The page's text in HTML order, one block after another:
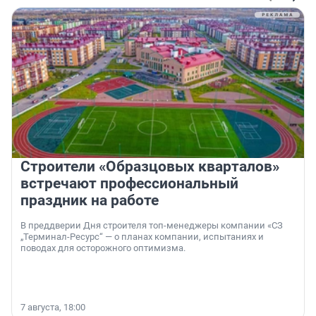
Строители «Образцовых кварталов»
встречают профессиональный
праздник на работе
В преддверии Дня строителя топ-менеджеры компании «СЗ
„Терминал-Ресурс“ — о планах компании, испытаниях и
поводах для осторожного оптимизма.
7 августа, 18:00